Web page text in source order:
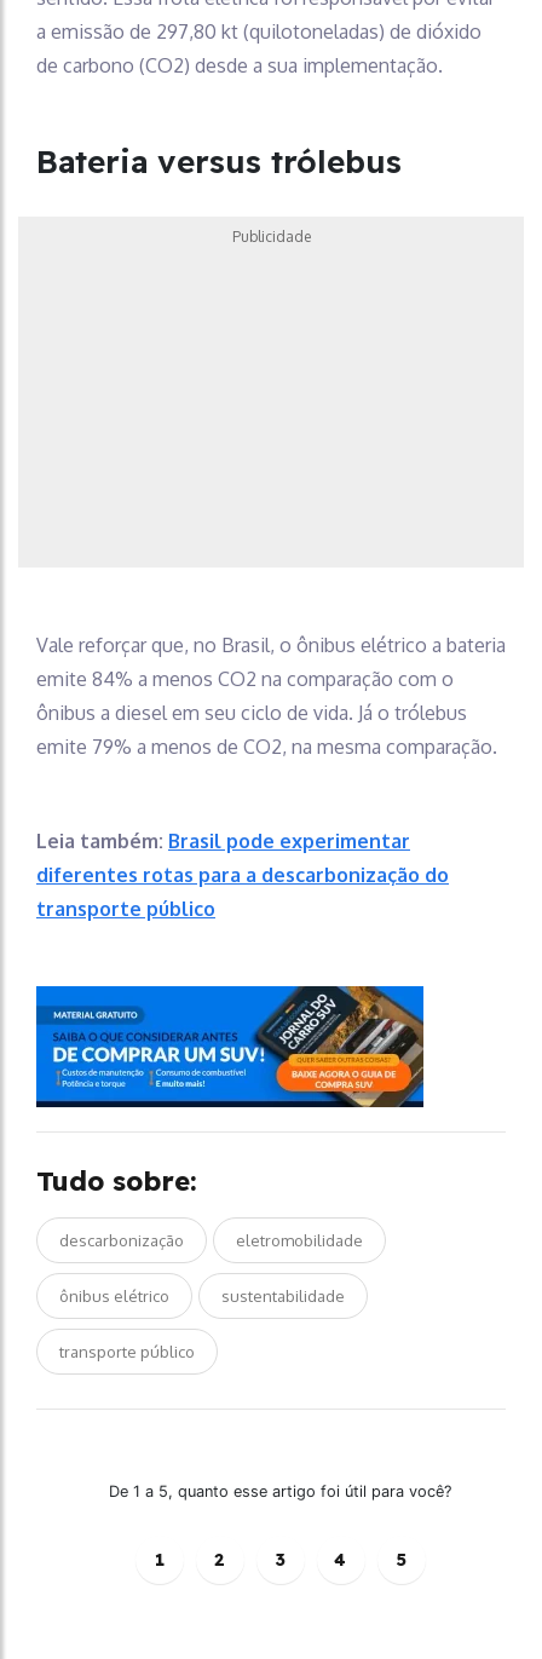
a emissão de 297,80 kt (quilotoneladas) de dióxido
de carbono (CO2) desde a sua implementação.
Bateria versus trólebus
Publicidade
Vale reforçar que, no Brasil, o ônibus elétrico a bateria
emite 84% a menos CO2 na comparação com o
ônibus a diesel em seu ciclo de vida. Já o trólebus
emite 79% a menos de CO2, na mesma comparação.
Leia também: Brasil pode experimentar
diferentes rotas para a descarbonização do
transporte público
Tudo sobre:
descarbonização eletromobilidade
ônibus elétrico sustentabilidade
transporte público
De 1 a 5, quanto esse artigo foi útil para você?
1 2 3 4 5